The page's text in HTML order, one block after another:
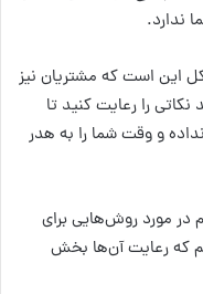
ندارد.
این است که مشتریان نیز
را رعایت کنید تا
و وقت شما را به هدر
در مورد روش‌هایی برای
که رعایت آن‌ها بخش